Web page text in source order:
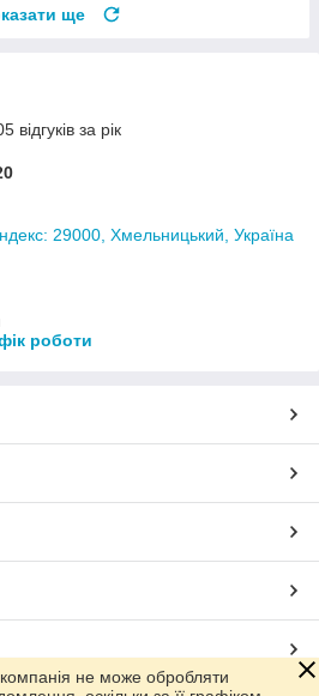
ще
за рік
29000, Хмельницький, Україна
роботи
не може обробляти